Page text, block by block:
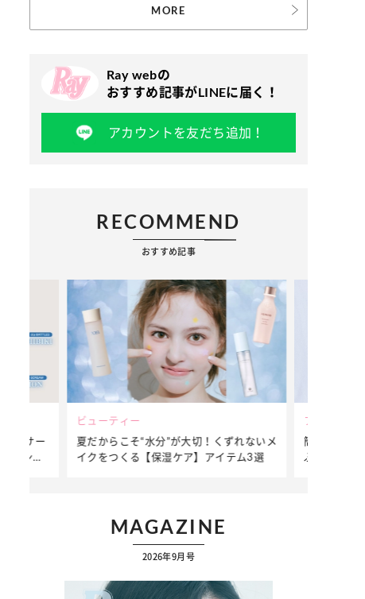
MORE
Ray webの
おすすめ記事がLINEに届く！
アカウントを友だち追加！
RECOMMEND
おすすめ記事
ンサー
ダンサ
ビューティー
夏だからこそ“水分”が大切！くずれないメ
イクをつくる【保湿ケア】アイテム3選
ファッション
簡単アレン
ぷりの【そ
MAGAZINE
2026年9月号